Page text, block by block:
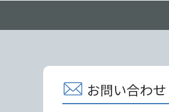
お問い合わせ